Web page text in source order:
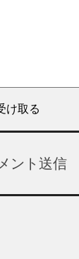
け取る
ント送信